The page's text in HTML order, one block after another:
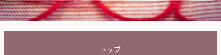
トップ